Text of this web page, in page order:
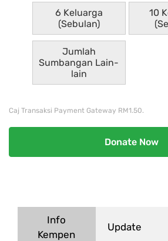
6 Keluarga
(Sebulan)
10
Jumlah
Sumbangan Lain-
lain
Caj Transaksi Payment Gateway RM1.50.
Donate Now
Info
Kempen
Update